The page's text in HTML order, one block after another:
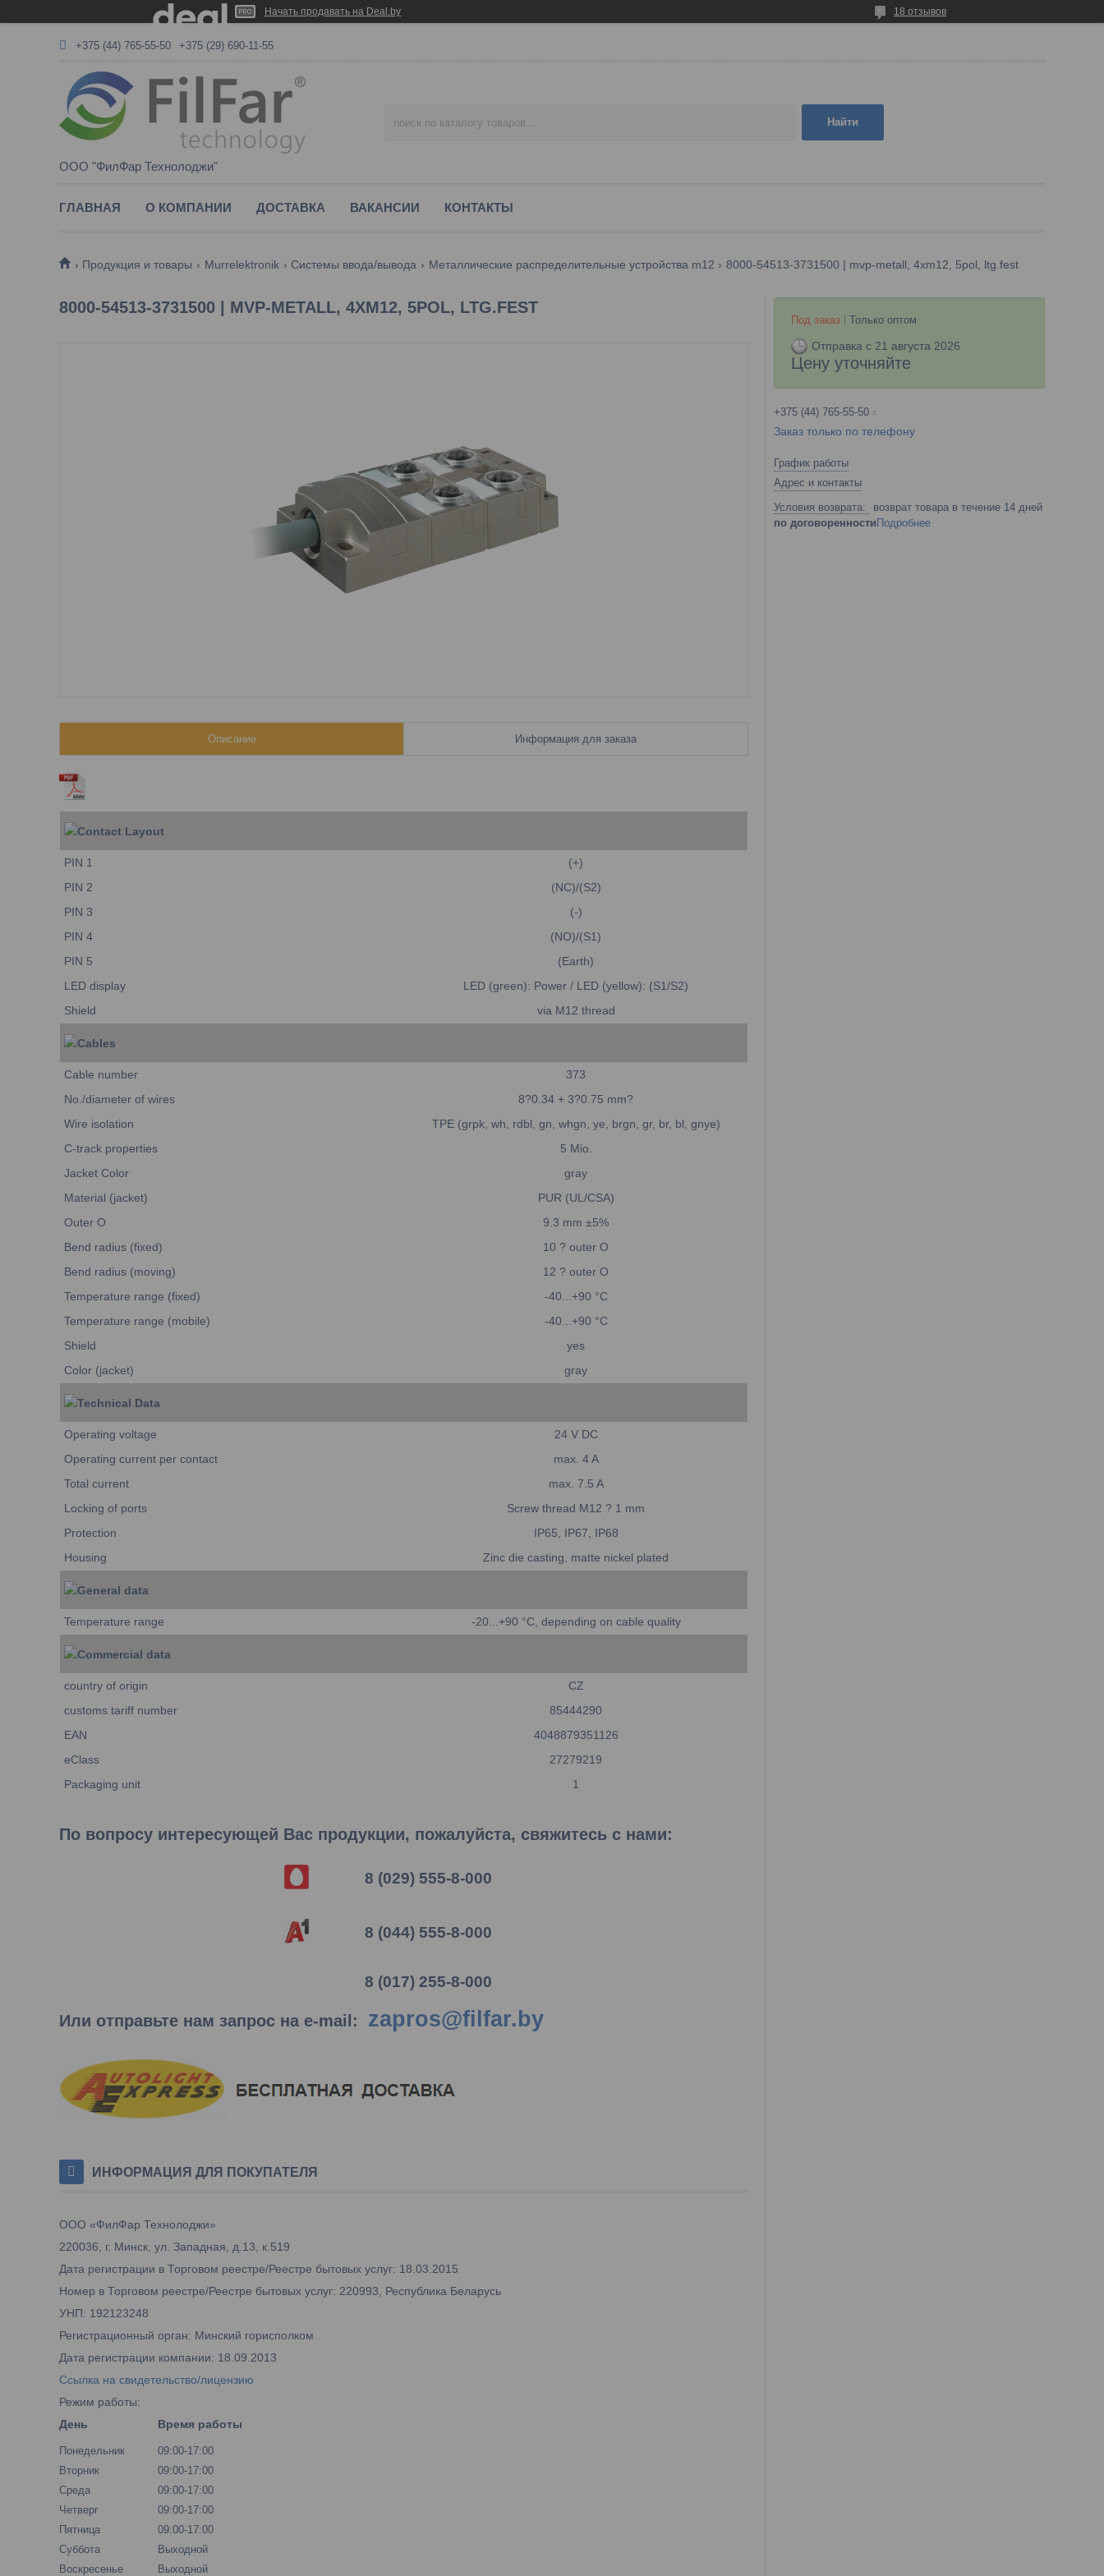
Начать продавать на Deal.by 18 отзывов
+375 (44) 765-55-50 +375 (29) 690-11-55
ООО "ФилФар Технолоджи"
Найти
ГЛАВНАЯ О КОМПАНИИ ДОСТАВКА ВАКАНСИИ КОНТАКТЫ
Продукция и товары Murrelektronik Системы ввода/вывода Металлические распределительные устройства m12 8000-54513-3731500 | mvp-metall, 4xm12, 5pol, ltg.fest
8000-54513-3731500 | MVP-METALL, 4XM12, 5POL, LTG.FEST
Описание Информация для заказа
Contact Layout
PIN 1
(+)
PIN 2
(NC)/(S2)
PIN 3
(-)
PIN 4
(NO)/(S1)
PIN 5
(Earth)
LED display
LED (green): Power / LED (yellow): (S1/S2)
Shield
via M12 thread
Cables
Cable number
373
No./diameter of wires
8?0.34 + 3?0.75 mm?
Wire isolation
TPE (grpk, wh, rdbl, gn, whgn, ye, brgn, gr, br, bl, gnye)
C-track properties
5 Mio.
Jacket Color
gray
Material (jacket)
PUR (UL/CSA)
Outer O
9.3 mm ±5%
Bend radius (fixed)
10 ? outer O
Bend radius (moving)
12 ? outer O
Temperature range (fixed)
-40...+90 °C
Temperature range (mobile)
-40...+90 °C
Shield
yes
Color (jacket)
gray
Technical Data
Operating voltage
24 V DC
Operating current per contact
max. 4 A
Total current
max. 7.5 A
Locking of ports
Screw thread M12 ? 1 mm
Protection
IP65, IP67, IP68
Housing
Zinc die casting, matte nickel plated
General data
Temperature range -20...+90 °C, depending on cable quality
Commercial data
country of origin
CZ
customs tariff number
85444290
EAN
4048879351126
eClass
27279219
Packaging unit
1
По вопросу интересующей Вас продукции, пожалуйста, свяжитесь с нами:
8 (029) 555-8-000
8 (044) 555-8-000
8 (017) 255-8-000
Или отправьте нам запрос на e-mail: zapros@filfar.by
ИНФОРМАЦИЯ ДЛЯ ПОКУПАТЕЛЯ
ООО «ФилФар Технолоджи»
220036, г. Минск, ул. Западная, д.13, к.519
Дата регистрации в Торговом реестре/Реестре бытовых услуг: 18.03.2015
Номер в Торговом реестре/Реестре бытовых услуг: 220993, Республика Беларусь
УНП: 192123248
Регистрационный орган: Минский горисполком
Дата регистрации компании: 18.09.2013
Ссылка на свидетельство/лицензию
Режим работы:
День
Время работы
Понедельник
09:00-17:00
Вторник
09:00-17:00
Среда
09:00-17:00
Четверг
09:00-17:00
Пятница
09:00-17:00
Суббота
Выходной
Воскресенье
Выходной
Под заказ Только оптом
Отправка с 21 августа 2026
Цену уточняйте
+375 (44) 765-55-50
Заказ только по телефону
График работы
Адрес и контакты
возврат товара в течение 14 дней
по договоренности Подробнее